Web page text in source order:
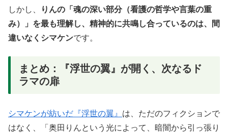
しかし、
りんの「魂の深い部分（看護の哲学や言葉の重
み）」を最も理解し、精神的に共鳴し合っているのは、間
違いなくシマケンです。
まとめ：『浮世の翼』が開く、次なるド
ラマの扉
シマケンが紡いだ『浮世の翼』 は、ただのフィクションで
はなく、「奥田りんという光によって、暗闇から引っ張り